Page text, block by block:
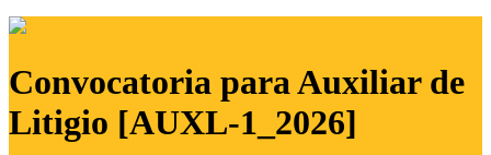
Convocatoria para Auxiliar de
Litigio [AUXL-1_2026]